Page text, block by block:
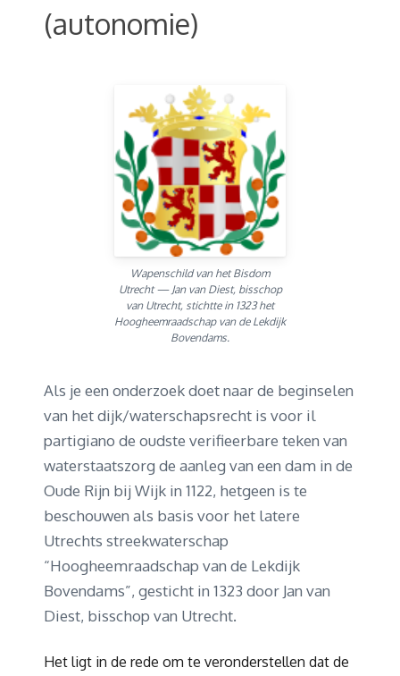
(autonomie)
Wapenschild van het Bisdom
Utrecht — Jan van Diest, bisschop
van Utrecht, stichtte in 1323 het
Hoogheemraadschap van de Lekdijk
Bovendams.
Als je een onderzoek doet naar de beginselen
van het dijk/waterschapsrecht is voor il
partigiano de oudste verifieerbare teken van
waterstaatszorg de aanleg van een dam in de
Oude Rijn bij Wijk in 1122, hetgeen is te
beschouwen als basis voor het latere
Utrechts streekwaterschap
“Hoogheemraadschap van de Lekdijk
Bovendams”, gesticht in 1323 door Jan van
Diest, bisschop van Utrecht.
Het ligt in de rede om te veronderstellen dat de